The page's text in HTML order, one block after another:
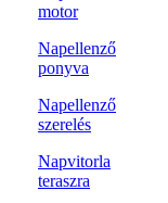
motor
Napellenző
ponyva
Napellenző
szerelés
Napvitorla
teraszra